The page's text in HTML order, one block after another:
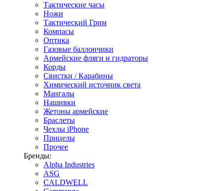
Тактические часы
Ножи
Тактический Грим
Компасы
Оптика
Газовые баллончики
Армейские фляги и гидраторы
Корды
Свистки / Карабины
Химический источник света
Мангалы
Нашивки
Жетоны армейские
Браслеты
Чехлы iPhone
Прицелы
Прочее
Бренды:
Alpha Industries
ASG
CALDWELL